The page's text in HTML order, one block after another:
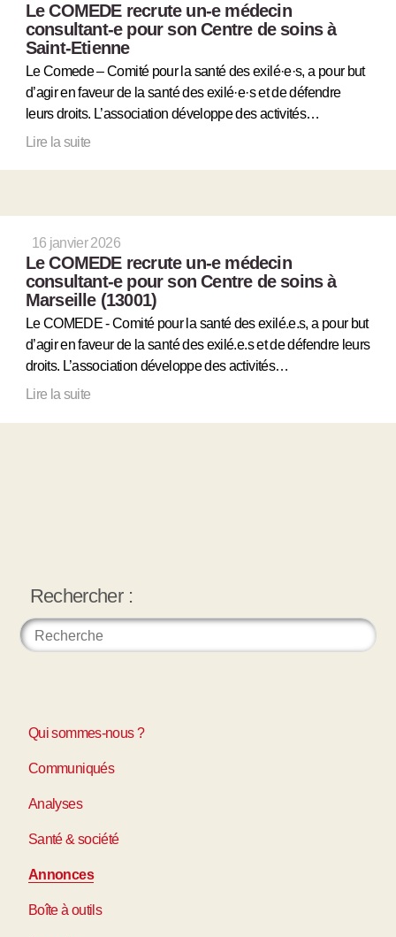
Le COMEDE recrute un-e médecin
consultant-e pour son Centre de soins à
Saint-Etienne
Le Comede – Comité pour la santé des exilé·e·s, a pour but
d’agir en faveur de la santé des exilé·e·s et de défendre
leurs droits. L’association développe des activités…
Lire la suite
16 janvier 2026
Le COMEDE recrute un-e médecin
consultant-e pour son Centre de soins à
Marseille (13001)
Le COMEDE - Comité pour la santé des exilé.e.s, a pour but
d’agir en faveur de la santé des exilé.e.s et de défendre leurs
droits. L’association développe des activités…
Lire la suite
Rechercher :
Qui sommes-nous ?
Communiqués
Analyses
Santé & société
Annonces
Boîte à outils